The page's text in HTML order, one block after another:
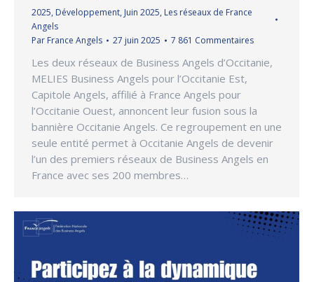
2025, Développement, Juin 2025, Les réseaux de France
Angels
Par France Angels 27 juin 2025 7 861 Commentaires
Les deux réseaux de Business Angels d’Occitanie,
MELIES Business Angels pour l’Occitanie Est,
Capitole Angels, affilié à France Angels pour
l’Occitanie Ouest, annoncent leur fusion sous la
bannière Occitanie Angels. Ce regroupement en une
seule entité permet à Occitanie Angels de devenir
l’un des premiers réseaux de Business Angels en
France avec ses 200 membres…